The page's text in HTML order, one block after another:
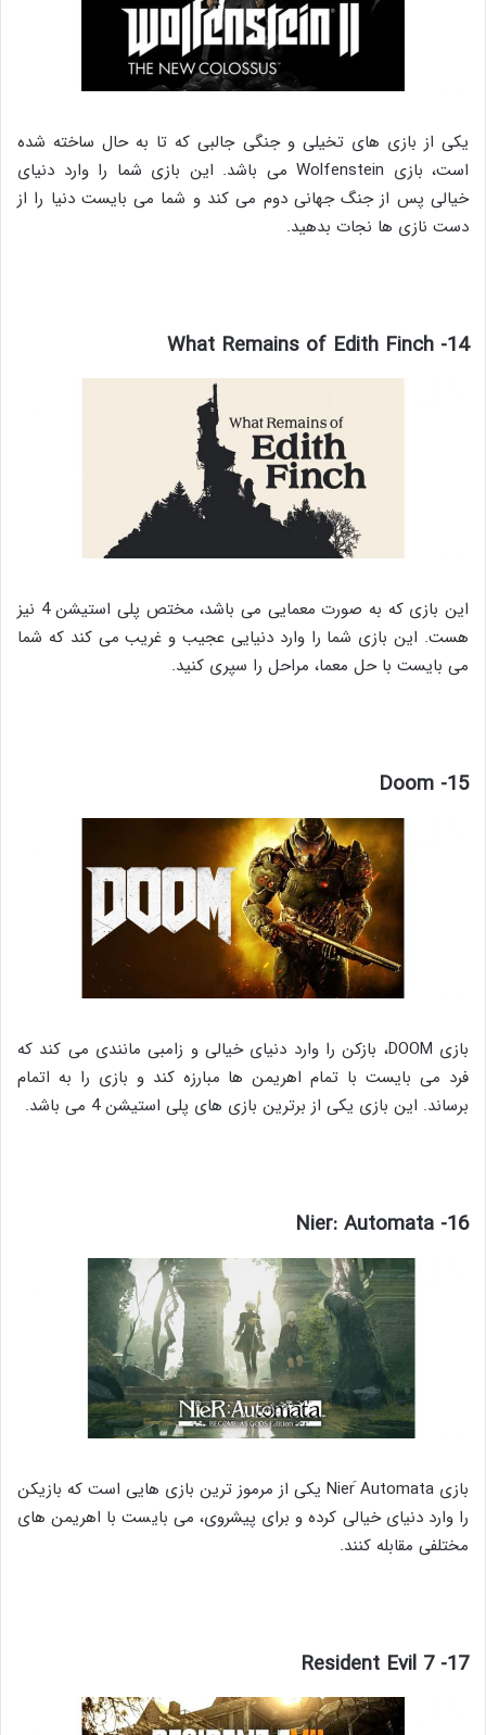
یکی از بازی های تخیلی و جنگی جالبی که تا به حال ساخته شده
است، بازی Wolfenstein می باشد. این بازی شما را وارد دنیای
خیالی پس از جنگ جهانی دوم می کند و شما می بایست دنیا را از
دست نازی ها نجات بدهید.
14- What Remains of Edith Finch
این بازی که به صورت معمایی می باشد، مختص پلی استیشن 4 نیز
هست. این بازی شما را وارد دنیایی عجیب و غریب می کند که شما
می بایست با حل معما، مراحل را سپری کنید.
15- Doom
بازی DOOM، بازکن را وارد دنیای خیالی و زامبی مانندی می کند که
فرد می بایست با تمام اهریمن ها مبارزه کند و بازی را به اتمام
برساند. این بازی یکی از برترین بازی های پلی استیشن 4 می باشد.
16- Nier: Automata
بازی Nier َAutomata یکی از مرموز ترین بازی هایی است که بازیکن
را وارد دنیای خیالی کرده و برای پیشروی، می بایست با اهریمن های
مختلفی مقابله کنند.
17- Resident Evil 7